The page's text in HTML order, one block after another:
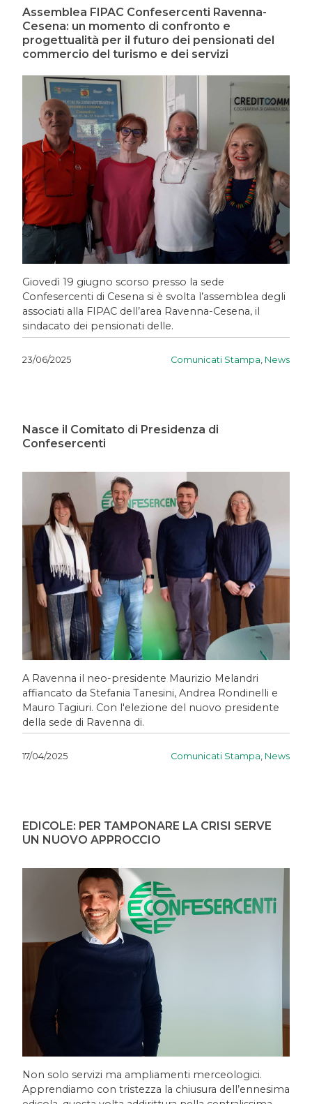
Assemblea FIPAC Confesercenti Ravenna-
Cesena: un momento di confronto e
progettualità per il futuro dei pensionati del
commercio del turismo e dei servizi
Giovedì 19 giugno scorso presso la sede
Confesercenti di Cesena si è svolta l’assemblea degli
associati alla FIPAC dell’area Ravenna-Cesena, il
sindacato dei pensionati delle.
23/06/2025 Comunicati Stampa News
Nasce il Comitato di Presidenza di
Confesercenti
A Ravenna il neo-presidente Maurizio Melandri
affiancato da Stefania Tanesini, Andrea Rondinelli e
Mauro Tagiuri. Con l'elezione del nuovo presidente
della sede di Ravenna di.
17/04/2025 Comunicati Stampa News
EDICOLE: PER TAMPONARE LA CRISI SERVE
UN NUOVO APPROCCIO
Non solo servizi ma ampliamenti merceologici.
Apprendiamo con tristezza la chiusura dell’ennesima